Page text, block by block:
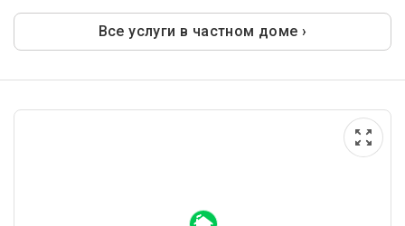
Все услуги в частном доме ›